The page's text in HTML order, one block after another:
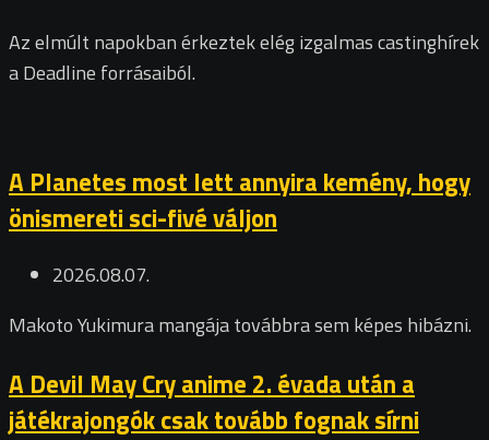
Az elmúlt napokban érkeztek elég izgalmas castinghírek
a Deadline forrásaiból.
A Planetes most lett annyira kemény, hogy
önismereti sci-fivé váljon
2026.08.07.
Makoto Yukimura mangája továbbra sem képes hibázni.
A Devil May Cry anime 2. évada után a
játékrajongók csak tovább fognak sírni